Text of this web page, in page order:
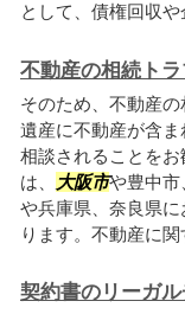
として、債権回収
不動産の相続ト
そのため、不動産の
遺産に不動産が含
相談されることを
は、
大阪市や豊中市
や兵庫県、奈良県
ります。不動産に
契約書のリーガ